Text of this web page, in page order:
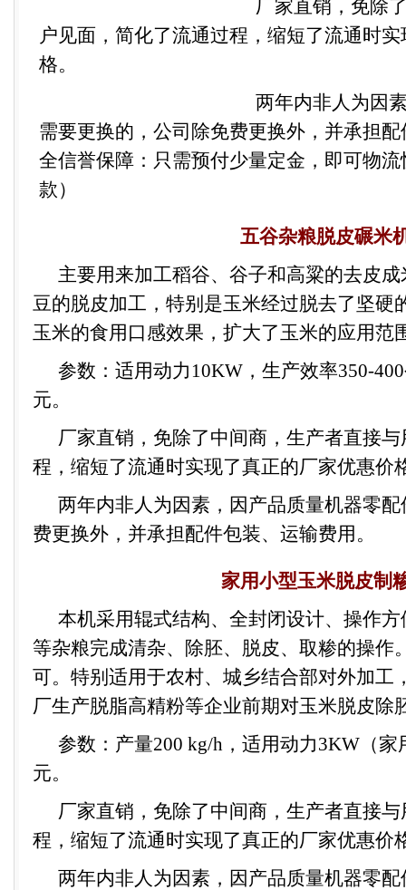
厂家直销，免除
户见面，简化了流通过程，缩短了流通时
格。
两年内非人为因
需要更换的，公司除免费更换外，并承担
全信誉保障：只需预付少量定金，即可物
款）
五谷杂粮脱皮碾米
主要用来加工稻谷、谷子和高粱的去皮
豆的脱皮加工，特别是玉米经过脱去了坚硬
玉米的食用口感效果，扩大了玉米的应用范
参数：适用动力 10KW ，生产效率350-400
元。
厂家直销 ，免除了中间商，生产者直接
程，缩短了流通时实现了真正的厂家优惠价
两年内非人为因素，因产品质量机器零
费更换外，并承担配件包装、运输费用。
家用小型玉米脱皮制
本机采用辊式结构、全封闭设计、操作
等杂粮完成清杂、除胚、脱皮、取糁的操作
可。特别适用于农村、城乡结合部对外加工
厂生产脱脂高精粉等企业前期对玉米脱皮除
参数：产量200 kg/h ，适用动力3KW （
元。
厂家直销 ，免除了中间商，生产者直接
程，缩短了流通时实现了真正的厂家优惠价
两年内非人为因素，因产品质量机器零